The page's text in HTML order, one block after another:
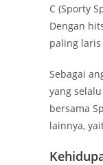
C (Sporty
Dengan
paling laris
Sebagai
yang
bersama
lainnya,